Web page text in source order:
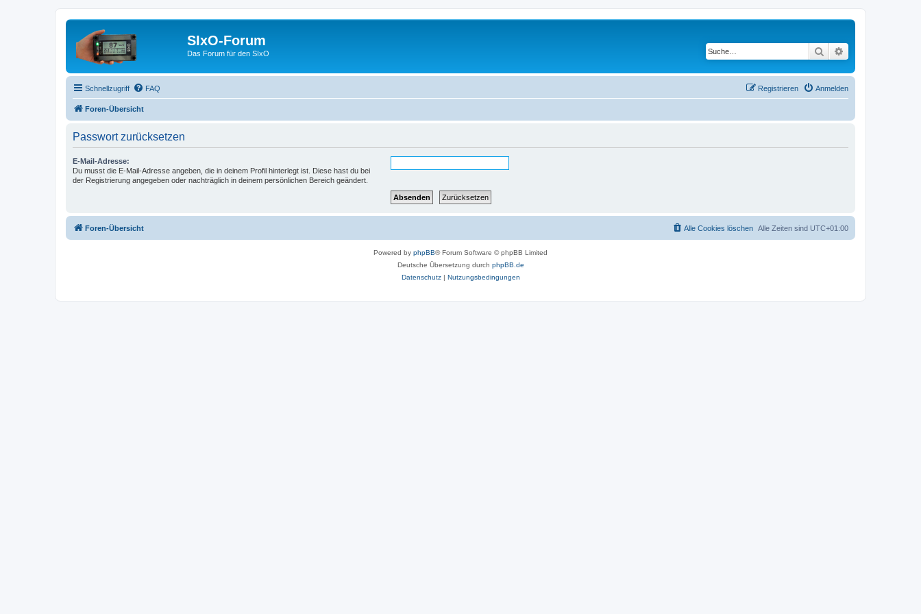
SIxO-Forum
Das Forum für den SIxO Suche
Schnellzugriff FAQ Anmelden
Registrieren
Foren-Übersicht
Passwort zurücksetzen
E-Mail-Adresse:
Du musst die E-Mail-Adresse angeben, die in deinem Profil hinterlegt ist. Diese hast du bei
der Registrierung angegeben oder nachträglich in deinem persönlichen Bereich geändert.
Foren-Übersicht Alle Zeiten sind UTC+01:00
Alle Cookies löschen
Powered by phpBB® Forum Software © phpBB Limited
Deutsche Übersetzung durch phpBB.de
Datenschutz| Nutzungsbedingungen